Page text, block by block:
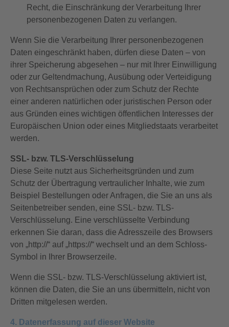
Recht, die Einschränkung der Verarbeitung Ihrer
personenbezogenen Daten zu verlangen.
Wenn Sie die Verarbeitung Ihrer personenbezogenen
Daten eingeschränkt haben, dürfen diese Daten – von
ihrer Speicherung abgesehen – nur mit Ihrer Einwilligung
oder zur Geltendmachung, Ausübung oder Verteidigung
von Rechtsansprüchen oder zum Schutz der Rechte
einer anderen natürlichen oder juristischen Person oder
aus Gründen eines wichtigen öffentlichen Interesses der
Europäischen Union oder eines Mitgliedstaats verarbeitet
werden.
SSL- bzw. TLS-Verschlüsselung
Diese Seite nutzt aus Sicherheitsgründen und zum
Schutz der Übertragung vertraulicher Inhalte, wie zum
Beispiel Bestellungen oder Anfragen, die Sie an uns als
Seitenbetreiber senden, eine SSL- bzw. TLS-
Verschlüsselung. Eine verschlüsselte Verbindung
erkennen Sie daran, dass die Adresszeile des Browsers
von „http://“ auf „https://“ wechselt und an dem Schloss-
Symbol in Ihrer Browserzeile.
Wenn die SSL- bzw. TLS-Verschlüsselung aktiviert ist,
können die Daten, die Sie an uns übermitteln, nicht von
Dritten mitgelesen werden.
4. Datenerfassung auf dieser Website